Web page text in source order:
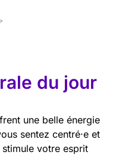
du jour
une belle énergie
sentez centré·e et
stimule votre esprit